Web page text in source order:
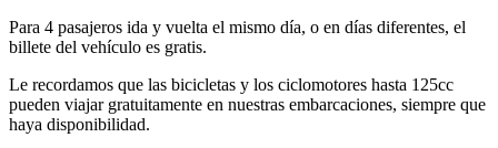
Para 4 pasajeros ida y vuelta el mismo día, o en días diferentes, el
billete del vehículo es gratis.
Le recordamos que las bicicletas y los ciclomotores hasta 125cc
pueden viajar gratuitamente en nuestras embarcaciones, siempre que
haya disponibilidad.